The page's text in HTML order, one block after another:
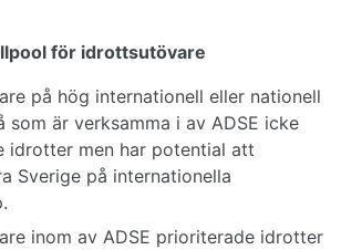
för idrottsutövare
på hög internationell eller nationell
som är verksamma i av ADSE icke
idrotter men har potential att
Sverige på internationella
inom av ADSE prioriterade idrotter